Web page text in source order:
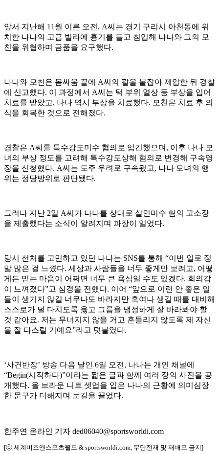
앞서 지난해 11월 이른 오전, A씨는 경기 구리시 아천동에 위
치한 나나의 고급 빌라에 흉기를 들고 침입해 나나와 그의 모
친을 위협하며 금품을 요구했다.
나나와 모친은 몸싸움 끝에 A씨의 팔을 붙잡아 제압한 뒤 경찰
에 신고했다. 이 과정에서 A씨는 턱 부위 열상 등 부상을 입어
치료를 받았고, 나나 역시 부상을 치료했다. 모친은 치료 후 의
식을 회복한 것으로 전해졌다.
경찰은 A씨를 특수강도미수 혐의로 입건했으며, 이후 나나 모
녀의 부상 정도를 고려해 특수강도상해 혐의로 변경해 구속영
장을 신청했다. A씨는 도주 우려로 구속됐고, 나나 모녀의 행
위는 정당방위로 판단됐다.
그러나 지난 2일 A씨가 나나를 상대로 살인미수 혐의 고소장
을 제출했다는 소식이 알려지며 파장이 일었다.
당시 선처를 고민하고 있던 나나는 SNS를 통해 “이번 일로 정
말 많은 걸 느꼈다. 세상과 사람들을 너무 좋게만 보려고, 어떻
게든 믿는 마음이 어쩌면 너무 큰 욕심일 수도 있겠다. 회의감
이 느껴졌다”고 심경을 전했다. 이어 “앞으로 이런 안 좋은 일
들이 생기지 않길 너무나도 바라지만 혹여나 생길 때를 대비해
스스로가 덜 다치도록 옳고 그름을 냉정하게 잘 바라봐야 할
것 같아요. 저는 무너지지 않을 거고 흔들리지 않도록 제 자신
을 잘 다스릴 거예요”라고 덧붙였다.
‘사건반장’ 방송 다음 날인 6일 오전, 나나는 개인 채널에
“Begin(시작하다)”이라는 짧은 글과 함께 여러 장의 사진을 공
개했다. 올 브라운 니트 셋업을 입은 나나의 근황에 의미심장
한 문구가 더해지며 눈길을 끌었다.
한주연 온라인 기자 ded06040@sportsworldi.com
[ⓒ 세계비즈앤스포츠월드 & sportsworldi.com, 무단전재 및 재배포 금지]